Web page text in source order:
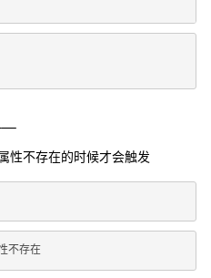
性不存在的时候才会触发
不存在